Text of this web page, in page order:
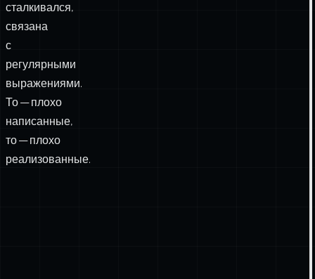
сталкивался,
связана
с
регулярными
выражениями.
То — плохо
написанные,
то — плохо
реализованные.